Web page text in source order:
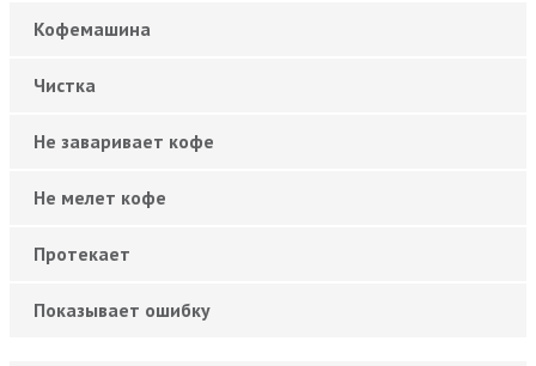
Кофемашина
Чистка
Не заваривает кофе
Не мелет кофе
Протекает
Показывает ошибку